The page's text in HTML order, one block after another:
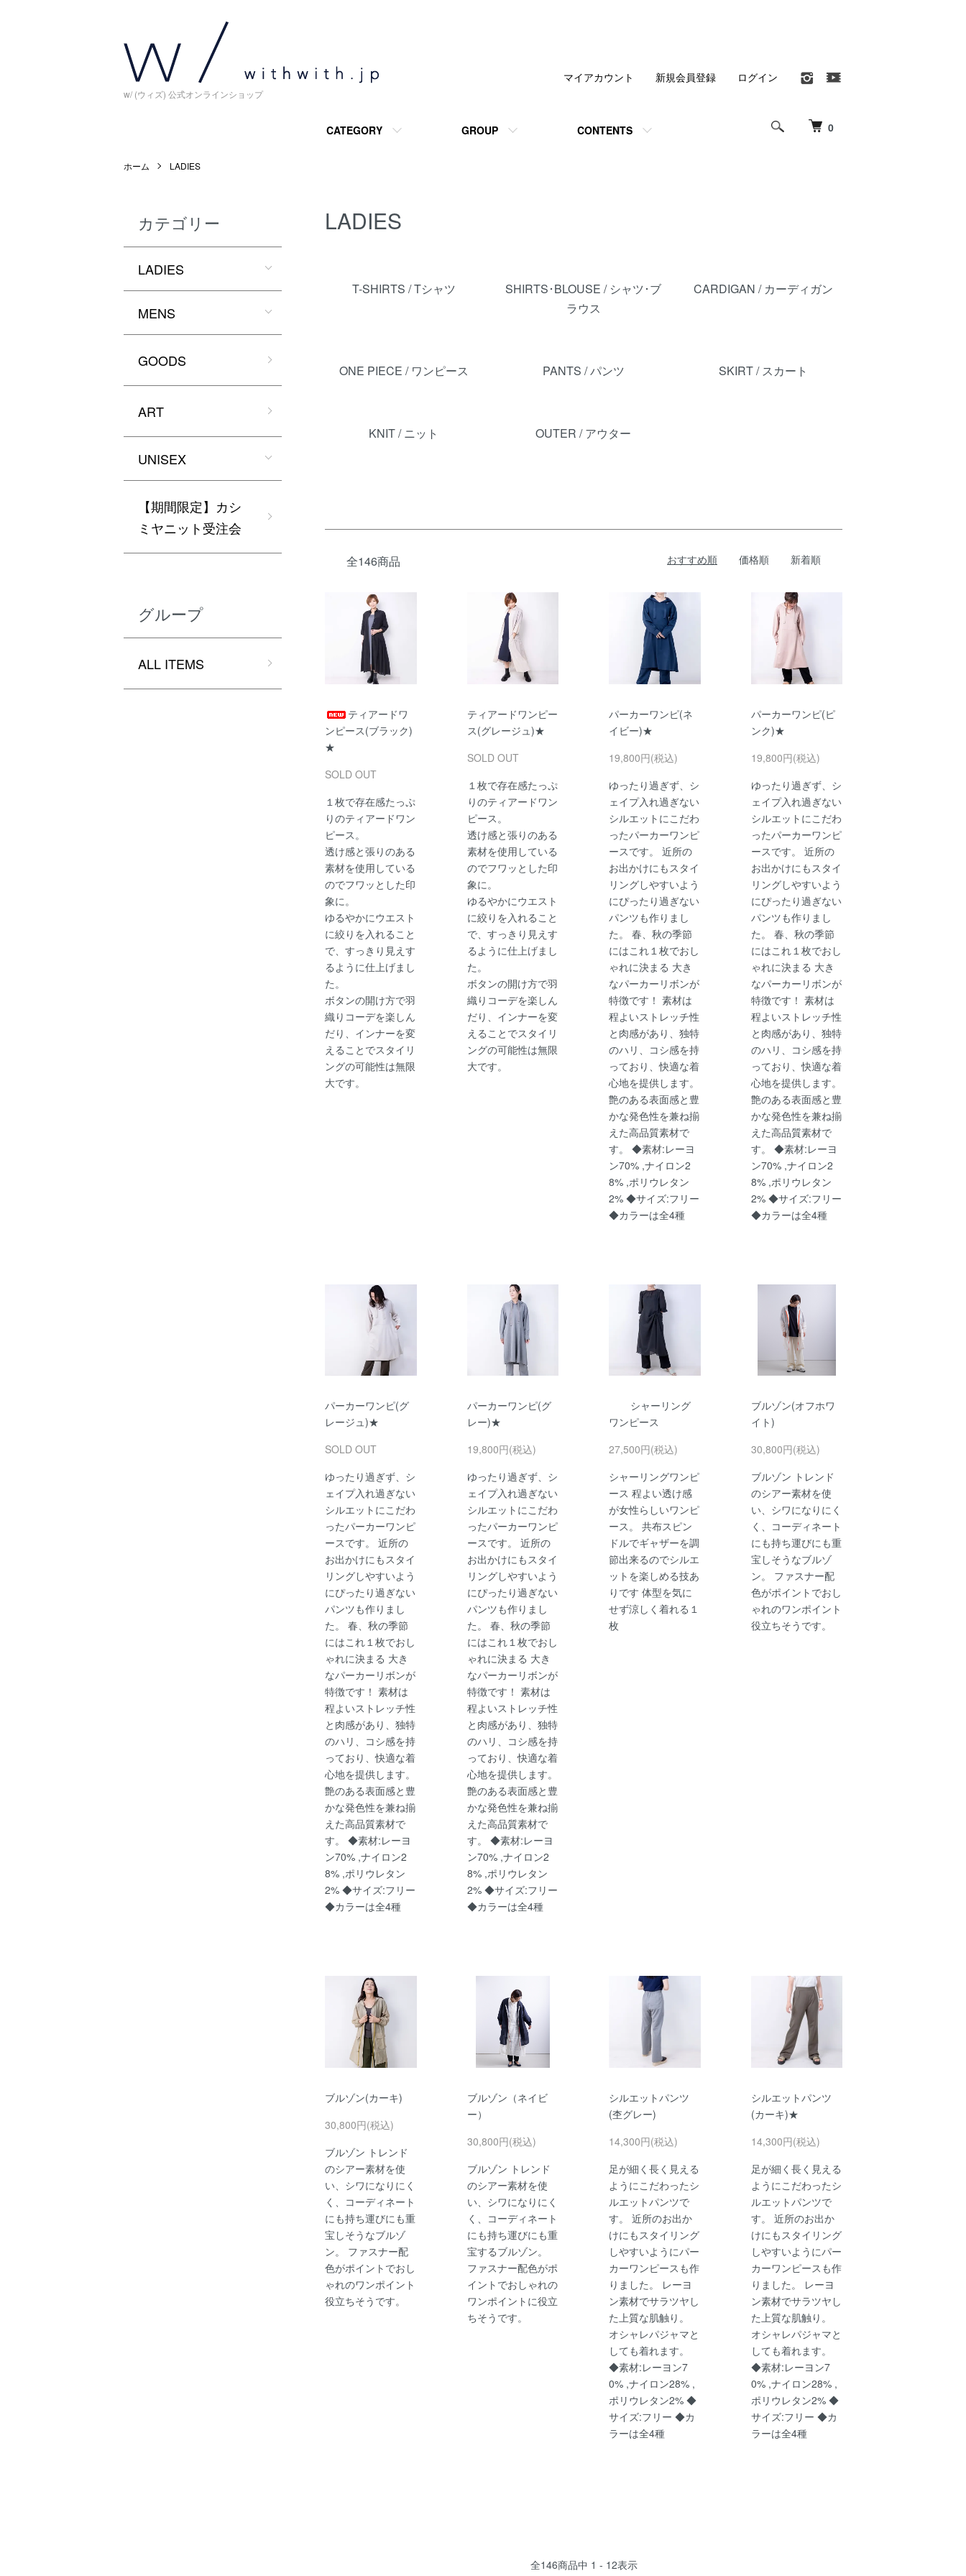
w/ (ウィズ) 公式オンラインショップ
0
CATEGORY GROUP CONTENTS
マイアカウント 新規会員登録 ログイン
ホーム LADIES
LADIES
T-SHIRTS / Tシャツ
SHIRTS･BLOUSE / シャツ･ブ
ラウス
CARDIGAN / カーディガン
ONE PIECE / ワンピース PANTS / パンツ SKIRT / スカート
KNIT / ニット OUTER / アウター
全146商品 おすすめ順 価格順 新着順
ティアードワ
ンピース(ブラック)
★
SOLD OUT
１枚で存在感たっぷ
りのティアードワン
ピース。
透け感と張りのある
素材を使用している
のでフワッとした印
象に。
ゆるやかにウエスト
に絞りを入れること
で、すっきり見えす
るように仕上げまし
た。
ボタンの開け方で羽
織りコーデを楽しん
だり、インナーを変
えることでスタイリ
ングの可能性は無限
大です。
ティアードワンピー
ス(グレージュ)★
SOLD OUT
１枚で存在感たっぷ
りのティアードワン
ピース。
透け感と張りのある
素材を使用している
のでフワッとした印
象に。
ゆるやかにウエスト
に絞りを入れること
で、すっきり見えす
るように仕上げまし
た。
ボタンの開け方で羽
織りコーデを楽しん
だり、インナーを変
えることでスタイリ
ングの可能性は無限
大です。
パーカーワンピ(ネ
イビー)★
19,800円(税込)
ゆったり過ぎず、シ
ェイプ入れ過ぎない
シルエットにこだわ
ったパーカーワンピ
ースです。 近所の
お出かけにもスタイ
リングしやすいよう
にぴったり過ぎない
パンツも作りまし
た。 春、秋の季節
にはこれ１枚でおし
ゃれに決まる 大き
なパーカーリボンが
特徴です！ 素材は
程よいストレッチ性
と肉感があり、独特
のハリ、コシ感を持
っており、快適な着
心地を提供します。
艶のある表面感と豊
かな発色性を兼ね揃
えた高品質素材で
す。 ◆素材:レーヨ
ン70% ,ナイロン2
8% ,ポリウレタン
2% ◆サイズ:フリー
◆カラーは全4種
パーカーワンピ(ピ
ンク)★
19,800円(税込)
ゆったり過ぎず、シ
ェイプ入れ過ぎない
シルエットにこだわ
ったパーカーワンピ
ースです。 近所の
お出かけにもスタイ
リングしやすいよう
にぴったり過ぎない
パンツも作りまし
た。 春、秋の季節
にはこれ１枚でおし
ゃれに決まる 大き
なパーカーリボンが
特徴です！ 素材は
程よいストレッチ性
と肉感があり、独特
のハリ、コシ感を持
っており、快適な着
心地を提供します。
艶のある表面感と豊
かな発色性を兼ね揃
えた高品質素材で
す。 ◆素材:レーヨ
ン70% ,ナイロン2
8% ,ポリウレタン
2% ◆サイズ:フリー
◆カラーは全4種
パーカーワンピ(グ
レージュ)★
SOLD OUT
ゆったり過ぎず、シ
ェイプ入れ過ぎない
シルエットにこだわ
ったパーカーワンピ
ースです。 近所の
お出かけにもスタイ
リングしやすいよう
にぴったり過ぎない
パンツも作りまし
た。 春、秋の季節
にはこれ１枚でおし
ゃれに決まる 大き
なパーカーリボンが
特徴です！ 素材は
程よいストレッチ性
と肉感があり、独特
のハリ、コシ感を持
っており、快適な着
心地を提供します。
艶のある表面感と豊
かな発色性を兼ね揃
えた高品質素材で
す。 ◆素材:レーヨ
ン70% ,ナイロン2
8% ,ポリウレタン
2% ◆サイズ:フリー
◆カラーは全4種
パーカーワンピ(グ
レー)★
19,800円(税込)
ゆったり過ぎず、シ
ェイプ入れ過ぎない
シルエットにこだわ
ったパーカーワンピ
ースです。 近所の
お出かけにもスタイ
リングしやすいよう
にぴったり過ぎない
パンツも作りまし
た。 春、秋の季節
にはこれ１枚でおし
ゃれに決まる 大き
なパーカーリボンが
特徴です！ 素材は
程よいストレッチ性
と肉感があり、独特
のハリ、コシ感を持
っており、快適な着
心地を提供します。
艶のある表面感と豊
かな発色性を兼ね揃
えた高品質素材で
す。 ◆素材:レーヨ
ン70% ,ナイロン2
8% ,ポリウレタン
2% ◆サイズ:フリー
◆カラーは全4種
シャーリング
ワンピース
27,500円(税込)
シャーリングワンピ
ース 程よい透け感
が女性らしいワンピ
ース。 共布スピン
ドルでギャザーを調
節出来るのでシルエ
ットを楽しめる技あ
りです 体型を気に
せず涼しく着れる１
枚
ブルゾン(オフホワ
イト)
30,800円(税込)
ブルゾン トレンド
のシアー素材を使
い、シワになりにく
く、コーディネート
にも持ち運びにも重
宝しそうなブルゾ
ン。 ファスナー配
色がポイントでおし
ゃれのワンポイント
役立ちそうです。
ブルゾン(カーキ)
30,800円(税込)
ブルゾン トレンド
のシアー素材を使
い、シワになりにく
く、コーディネート
にも持ち運びにも重
宝しそうなブルゾ
ン。 ファスナー配
色がポイントでおし
ゃれのワンポイント
役立ちそうです。
ブルゾン（ネイビ
ー）
30,800円(税込)
ブルゾン トレンド
のシアー素材を使
い、シワになりにく
く、コーディネート
にも持ち運びにも重
宝するブルゾン。
ファスナー配色がポ
イントでおしゃれの
ワンポイントに役立
ちそうです。
シルエットパンツ
(杢グレー)
14,300円(税込)
足が細く長く見える
ようにこだわったシ
ルエットパンツで
す。 近所のお出か
けにもスタイリング
しやすいようにパー
カーワンピースも作
りました。 レーヨ
ン素材でサラツヤし
た上質な肌触り。
オシャレパジャマと
しても着れます。
◆素材:レーヨン7
0% ,ナイロン28% ,
ポリウレタン2% ◆
サイズ:フリー ◆カ
ラーは全4種
シルエットパンツ
(カーキ)★
14,300円(税込)
足が細く長く見える
ようにこだわったシ
ルエットパンツで
す。 近所のお出か
けにもスタイリング
しやすいようにパー
カーワンピースも作
りました。 レーヨ
ン素材でサラツヤし
た上質な肌触り。
オシャレパジャマと
しても着れます。
◆素材:レーヨン7
0% ,ナイロン28% ,
ポリウレタン2% ◆
サイズ:フリー ◆カ
ラーは全4種
全146商品中 1 - 12表示
カテゴリー
LADIES
MENS
GOODS
ART
UNISEX
【期間限定】カシ
ミヤニット受注会
グループ
ALL ITEMS